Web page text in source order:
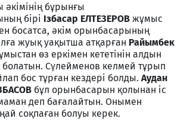
бұрынғы
бірі Ізбасар ЕЛТЕЗЕРОВ жұмыс
босатса, әкім орынбасарының
жуық уақытша атқарған Райымбек
өз еркімен кететінін алдын
болатын. Сүлейменов келмей тұрып
бос тұрған кездері болды. Аудан
бұл орынбасарын қолынан іс
деп бағалайтын. Онымен
соқпаған болуы керек.